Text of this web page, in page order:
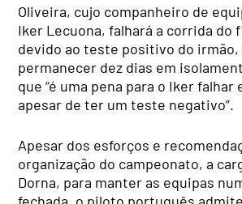
Oliveira, cujo companheiro de
Iker Lecuona, falhará a corrida do
devido ao teste positivo do irmão,
permanecer dez dias em
que “é uma pena para o Iker falhar
apesar de ter um teste negativo”.
Apesar dos esforços e
organização do campeonato, a
Dorna, para manter as equipas
fechada, o piloto português